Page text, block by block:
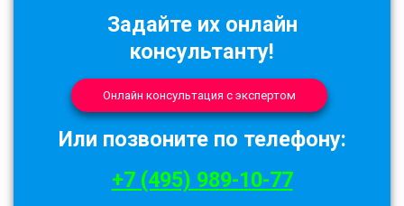
Задайте их онлайн
консультанту!
Онлайн консультация с экспертом
Или позвоните по телефону:
+7 (495) 989-10-77